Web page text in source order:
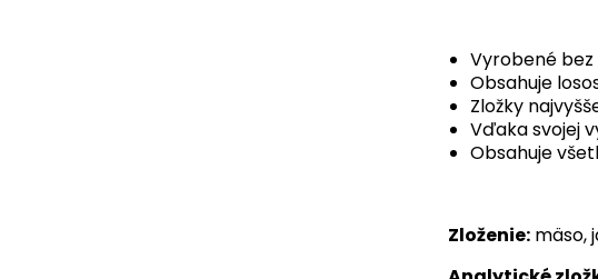
Vyrobené
Obsahuje
Zložky
Vďaka svojej
Obsahuje
Zloženie: mäso,